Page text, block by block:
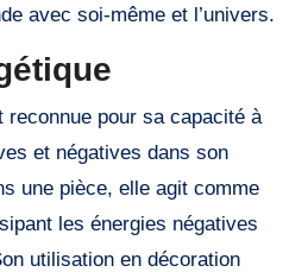
avec soi-même et l’univers.
pour sa capacité à
et négatives dans son
une pièce, elle agit comme
les énergies négatives
utilisation en décoration